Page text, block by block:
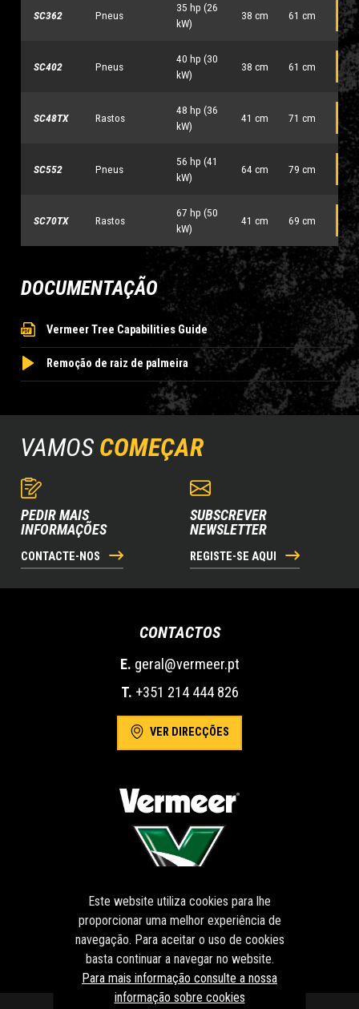
SC362 Pneus
35 hp (26
kW)
38 cm 61 cm
SC402 Pneus
40 hp (30
kW)
38 cm 61 cm
SC48TX Rastos
48 hp (36
kW)
41 cm 71 cm
SC552 Pneus
56 hp (41
kW)
64 cm 79 cm
SC70TX Rastos
67 hp (50
kW)
41 cm 69 cm
DOCUMENTAÇÃO
Vermeer Tree Capabilities Guide
Remoção de raiz de palmeira
VAMOS COMEÇAR
PEDIR MAIS
INFORMAÇÕES
CONTACTE-NOS
SUBSCREVER
NEWSLETTER
REGISTE-SE AQUI
CONTACTOS
E. geral@vermeer.pt
T. +351 214 444 826
VER DIRECÇÕES
Este website utiliza cookies para lhe
proporcionar uma melhor experiência de
navegação. Para aceitar o uso de cookies
basta continuar a navegar no website.
Para mais informação consulte a nossa
informação sobre cookies